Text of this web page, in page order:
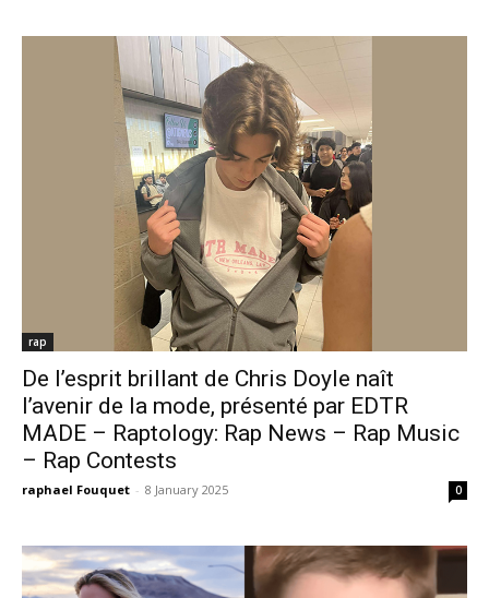
rap
De l’esprit brillant de Chris Doyle naît
l’avenir de la mode, présenté par EDTR
MADE – Raptology: Rap News – Rap Music
– Rap Contests
raphael Fouquet - 8 January 2025 0